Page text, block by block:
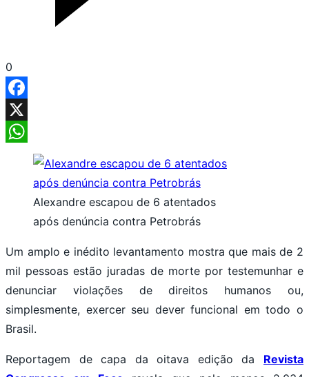
0
Facebook
X
WhatsApp
Alexandre escapou de 6 atentados
após denúncia contra Petrobrás
Um amplo e inédito levantamento mostra que mais de 2
mil pessoas estão juradas de morte por testemunhar e
denunciar violações de direitos humanos ou,
simplesmente, exercer seu dever funcional em todo o
Brasil.
Reportagem de capa da oitava edição da Revista